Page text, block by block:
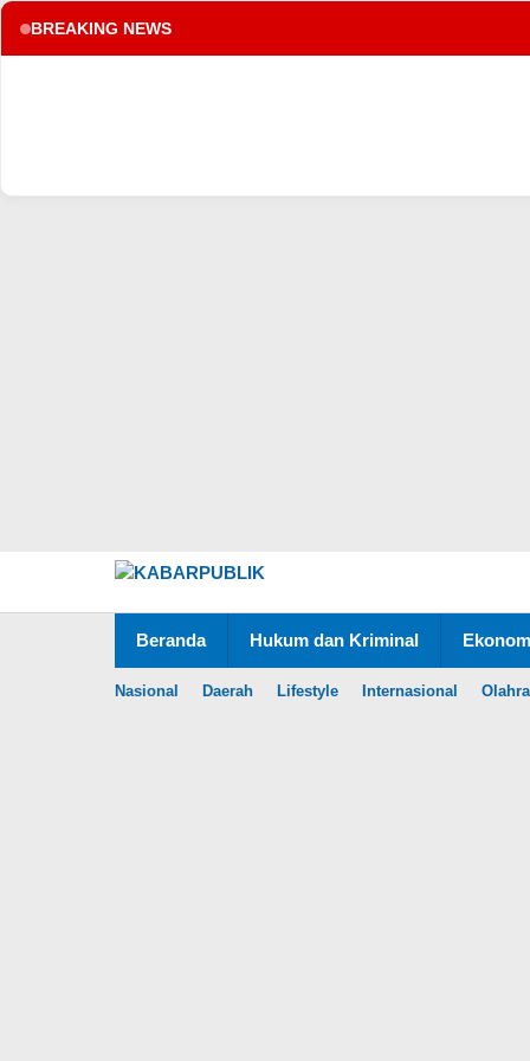
BREAKING NEWS
konten
Beranda Hukum dan Kriminal
Nasional Daerah Lifestyle Internasional